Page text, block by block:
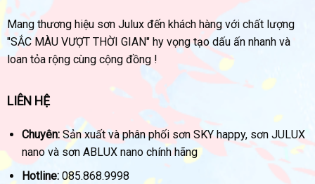
Mang thương hiệu sơn Julux đến khách hàng với chất lượng
"SẮC MÀU VƯỢT THỜI GIAN" hy vọng tạo dấu ấn nhanh và
loan tỏa rộng cùng cộng đồng !
LIÊN HỆ
Chuyên:Sản xuất và phân phối sơn SKY happy, sơn JULUX
nano và sơn ABLUX nano chính hãng
Hotline:085.868.9998